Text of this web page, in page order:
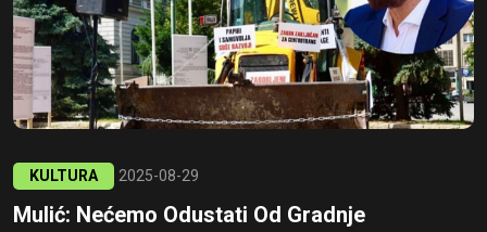
KULTURA 2025-08-29
Mulić: Nećemo Odustati Od Gradnje